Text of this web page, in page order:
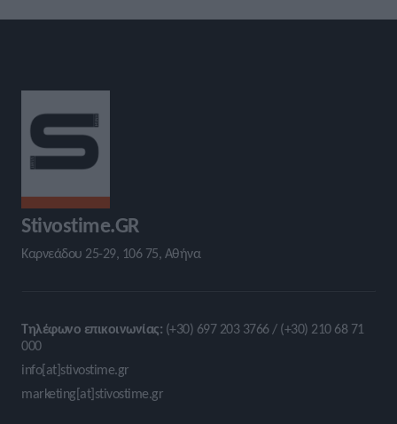
Stivostime.GR
Καρνεάδου 25-29, 106 75, Αθήνα
Τηλέφωνο επικοινωνίας: (+30) 697 203 3766 / (+30) 210 68 71
000
info[at]stivostime.gr
marketing[at]stivostime.gr